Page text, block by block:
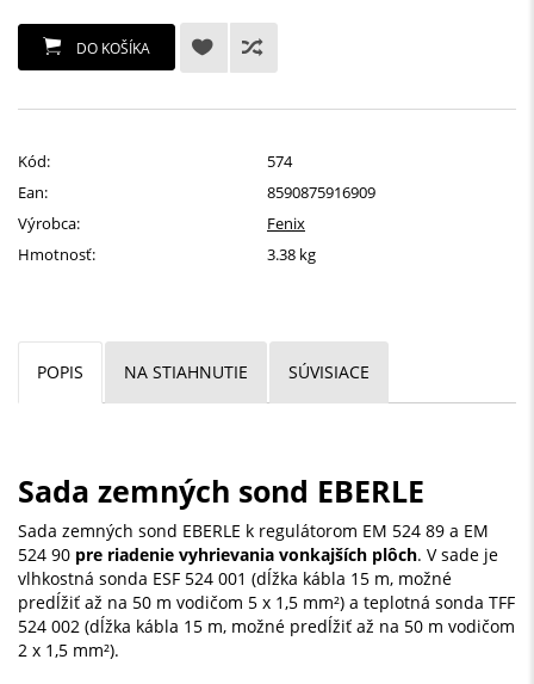
DO KOŠÍKA
Kód:
574
Ean:
8590875916909
Výrobca:
Fenix
Hmotnosť:
3.38 kg
POPIS NA STIAHNUTIE SÚVISIACE
Sada zemných sond EBERLE
Sada zemných sond EBERLE k regulátorom EM 524 89 a EM
524 90 pre riadenie vyhrievania vonkajších plôch. V sade je
vlhkostná sonda ESF 524 001 (dĺžka kábla 15 m, možné
predĺžiť až na 50 m vodičom 5 x 1,5 mm²) a teplotná sonda TFF
524 002 (dĺžka kábla 15 m, možné predĺžiť až na 50 m vodičom
2 x 1,5 mm²).